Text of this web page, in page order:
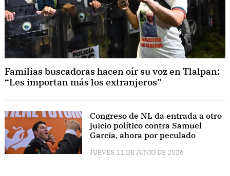
Familias buscadoras hacen oír su voz en Tlalpan:
“Les importan más los extranjeros”
Congreso de NL da entrada a otro
juicio político contra Samuel
García, ahora por peculado
JUEVES 11 DE JUNIO DE 2026